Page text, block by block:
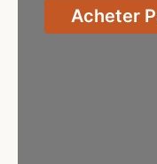
Acheter